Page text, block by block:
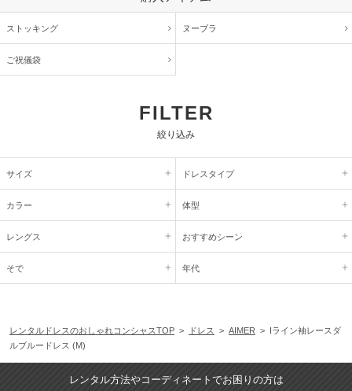
ストッキング ヌーブラ
ご祝儀袋
FILTER
絞り込み
サイズ ドレスタイプ
カラー 体型
レングス おすすめシーン
そで 年代
レンタルドレスのおしゃれコンシャスTOP > ドレス > AIMER > Iライン袖レースダ
ルブルードレス (M)
レンタル方法やコーディネートでお困りの方は